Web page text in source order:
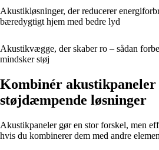
Akustikløsninger, der reducerer
bæredygtigt hjem med bedre lyd
Akustikvægge, der skaber ro – sådan
mindsker støj
Kombinér akustikpaneler
støjdæmpende løsninger
Akustikpaneler gør en stor forskel, men
hvis du kombinerer dem med andre